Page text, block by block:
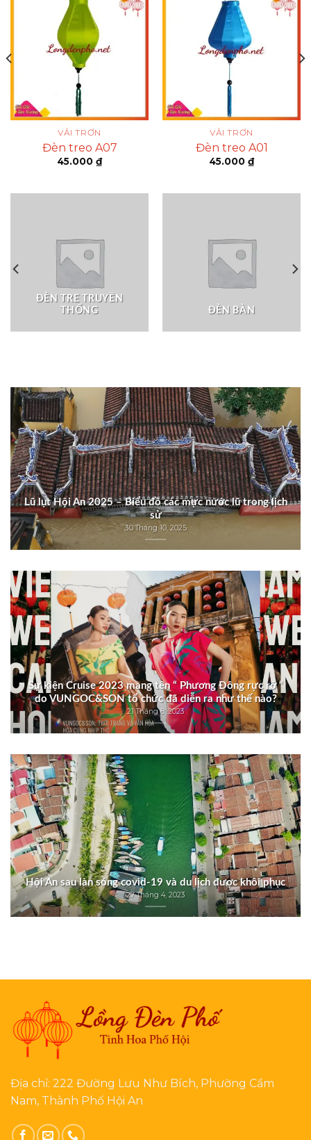
VẢI TRƠN
Đèn treo A07
45.000 ₫
VẢI TRƠN
Đèn treo A01
45.000 ₫
ĐÈN TRE TRUYỀN
THỐNG
ĐÈN BÀN
Lũ lụt Hội An 2025 – Biểu đồ các mực nước lũ trong lịch
sử
30 Tháng 10, 2025
Sự kiện Cruise 2023 mang tên “ Phương Đông rực rỡ “
do VUNGOC&SON tổ chức đã diễn ra như thế nào?
21 Tháng 8, 2023
Hội An sau làn sóng covid-19 và du lịch được khôi phục
27 Tháng 4, 2023
Địa chỉ: 222 Đường Lưu Như Bích, Phường Cẩm
Nam, Thành Phố Hội An